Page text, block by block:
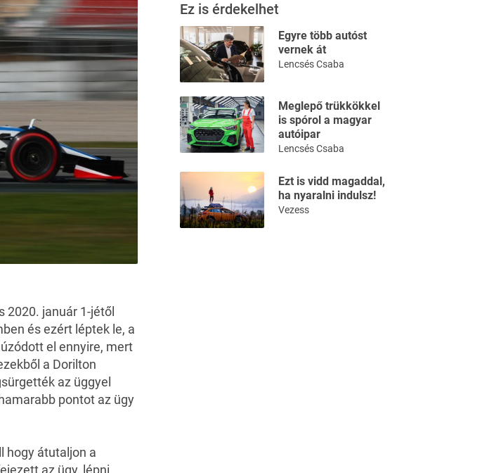
2020. január 1-jétől
és ezért léptek le, a
el ennyire, mert
a Dorilton
az üggyel
pontot az ügy
hogy átutaljon a
az ügy, lépni
Ez is érdekelhet
Egyre több autóst
vernek át
Lencsés Csaba
Meglepő trükkökkel
is spórol a magyar
autóipar
Lencsés Csaba
Ezt is vidd magaddal,
ha nyaralni indulsz!
Vezess